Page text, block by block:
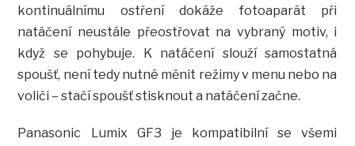
kontinuálnímu ostření dokáže fotoaparát při
natáčení neustále přeostřovat na vybraný motiv, i
když se pohybuje. K natáčení slouží samostatná
spoušť, není tedy nutné měnit režimy v menu nebo na
voliči – stačí spoušť stisknout a natáčení začne.
Panasonic Lumix GF3 je kompatibilní se všemi